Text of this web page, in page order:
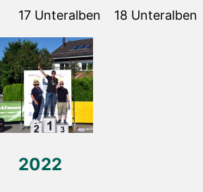
17 Unteralben 18 Unteralben
2022